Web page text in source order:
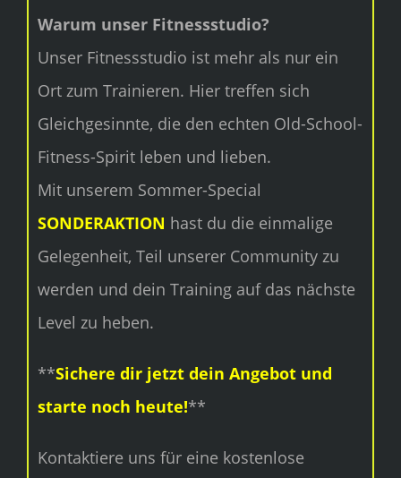
Warum unser Fitnessstudio?
Unser Fitnessstudio ist mehr als nur ein
Ort zum Trainieren. Hier treffen sich
Gleichgesinnte, die den echten Old-School-
Fitness-Spirit leben und lieben.
Mit unserem Sommer-Special
SONDERAKTION hast du die einmalige
Gelegenheit, Teil unserer Community zu
werden und dein Training auf das nächste
Level zu heben.
**Sichere dir jetzt dein Angebot und
starte noch heute!**
Kontaktiere uns für eine kostenlose